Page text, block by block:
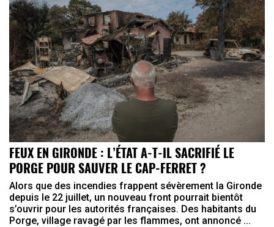
FEUX EN GIRONDE : L’ÉTAT A-T-IL SACRIFIÉ LE
PORGE POUR SAUVER LE CAP-FERRET ?
Alors que des incendies frappent sévèrement la Gironde
depuis le 22 juillet, un nouveau front pourrait bientôt
s’ouvrir pour les autorités françaises. Des habitants du
Porge, village ravagé par les flammes, ont annoncé ...